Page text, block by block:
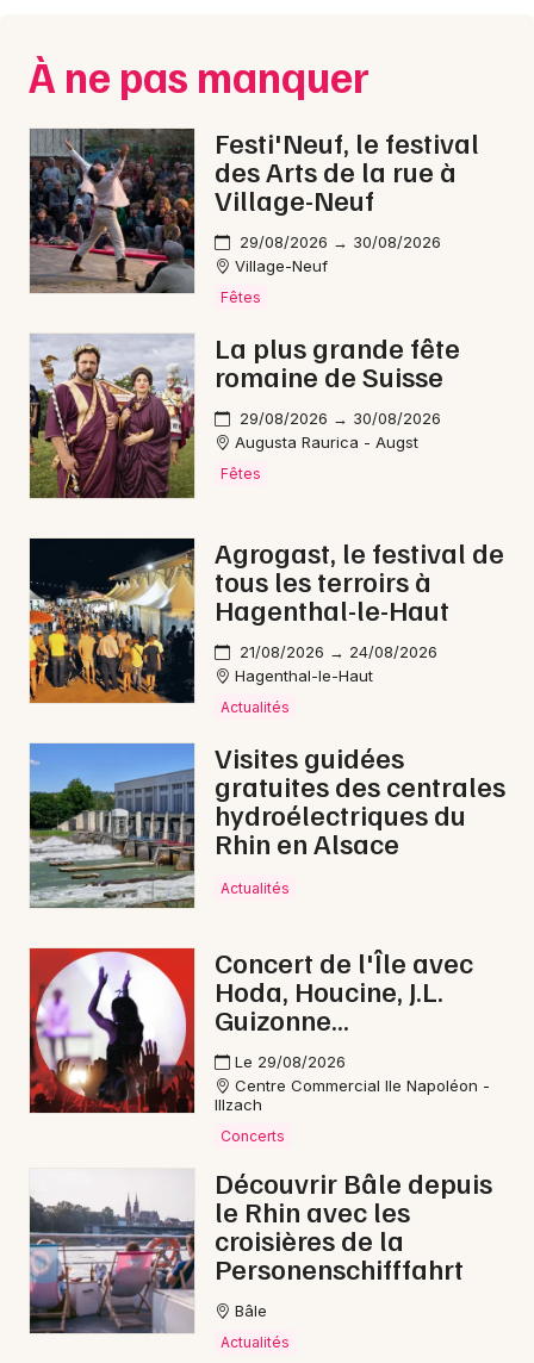
Actus tourisme & loisirs
Restaurants
68 - Haut-Rhin
Choisir mes départements
Mon email
Je m'abonne
À ne pas manquer
Festi'Neuf, le festival
des Arts de la rue à
Village-Neuf
29/08/2026 → 30/08/2026
Village-Neuf
Fêtes
La plus grande fête
romaine de Suisse
29/08/2026 → 30/08/2026
Augusta Raurica - Augst
Fêtes
Agrogast, le festival de
tous les terroirs à
Hagenthal-le-Haut
21/08/2026 → 24/08/2026
Hagenthal-le-Haut
Actualités
Visites guidées
gratuites des centrales
hydroélectriques du
Rhin en Alsace
Actualités
Concert de l'Île avec
Hoda, Houcine, J.L.
Guizonne...
Le 29/08/2026
Centre Commercial Ile Napoléon -
Illzach
Concerts
Découvrir Bâle depuis
le Rhin avec les
croisières de la
Personenschifffahrt
Bâle
Actualités